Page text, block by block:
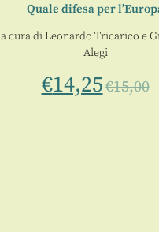
Quale difesa per
a cura diLeonardo Tricarico e
Alegi
€14,25€15,00